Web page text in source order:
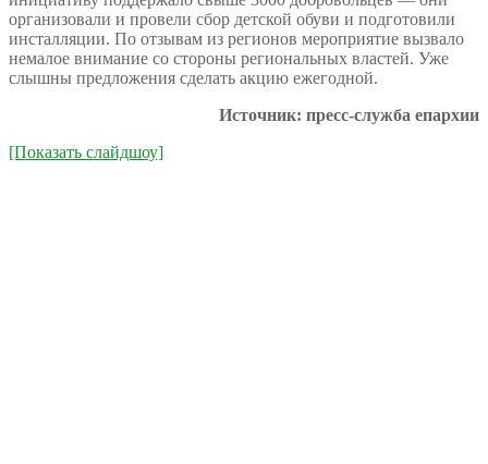
организовали и провели сбор детской обуви и подготовили
инсталляции. По отзывам из регионов мероприятие вызвало
немалое внимание со стороны региональных властей. Уже
слышны предложения сделать акцию ежегодной.
Источник: пресс-служба епархии
[Показать слайдшоу]